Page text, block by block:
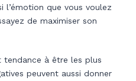
l’émotion que vous voulez
de maximiser son
à être les plus
peuvent aussi donner